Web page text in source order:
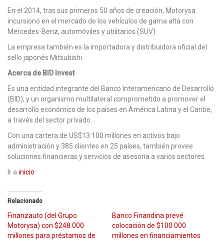
En el 2014, tras sus primeros 50 años de creación, Motorysa
incursionó en el mercado de los vehículos de gama alta con
Mercedes-Benz, automóviles y utilitarios (SUV).
La empresa también es la importadora y distribuidora oficial del
sello japonés Mitsubishi.
Acerca de BID Invest
Es una entidad integrante del Banco Interamericano de Desarrollo
(BID); y un organismo multilateral comprometido a promover el
desarrollo económico de los países en América Latina y el Caribe,
a través del sector privado.
Con una cartera de US$13.100 millones en activos bajo
administración y 385 clientes en 25 países, también provee
soluciones financieras y servicios de asesoría a varios sectores.
Ir a inicio
Relacionado
Finanzauto (del Grupo
Motorysa) con $248.000
millones para préstamos de
Banco Finandina prevé
colocación de $100.000
millones en financiamientos